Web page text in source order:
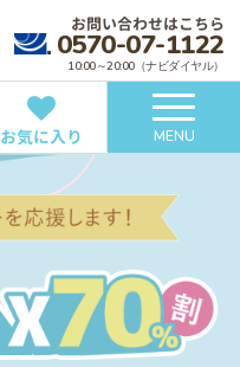
お問い合わせはこちら
0570-07-1122
10:00～20:00（ナビダイヤル）
お気に入り MENU